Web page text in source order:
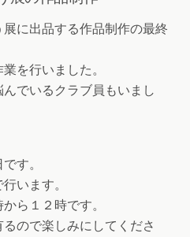
に出品する作品制作の最終
を行いました。
でいるクラブ員もいまし
す。
います。
ら１２時です。
ので楽しみにしてくださ